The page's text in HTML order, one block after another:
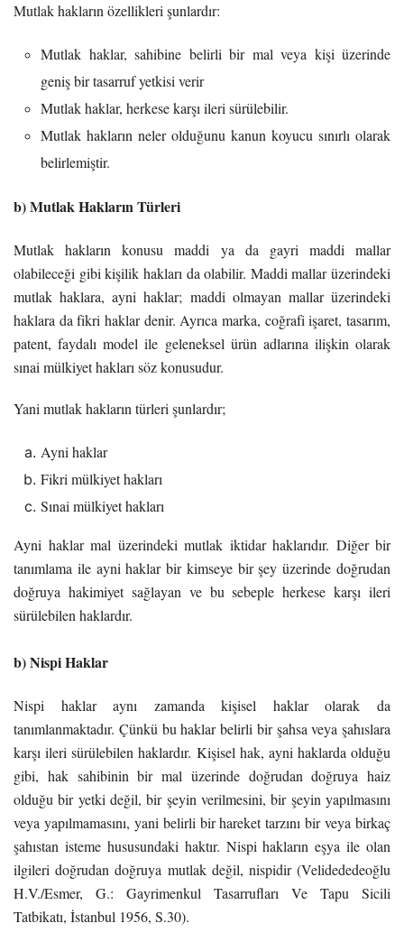
Mutlak hakların özellikleri şunlardır:
Mutlak haklar, sahibine belirli bir mal veya kişi üzerinde
geniş bir tasarruf yetkisi verir
Mutlak haklar, herkese karşı ileri sürülebilir.
Mutlak hakların neler olduğunu kanun koyucu sınırlı olarak
belirlemiştir.
b) Mutlak Hakların Türleri
Mutlak hakların konusu maddi ya da gayri maddi mallar
olabileceği gibi kişilik hakları da olabilir. Maddi mallar üzerindeki
mutlak haklara, ayni haklar; maddi olmayan mallar üzerindeki
haklara da fikri haklar denir. Ayrıca marka, coğrafi işaret, tasarım,
patent, faydalı model ile geleneksel ürün adlarına ilişkin olarak
sınai mülkiyet hakları söz konusudur.
Yani mutlak hakların türleri şunlardır;
Ayni haklar
Fikri mülkiyet hakları
Sınai mülkiyet hakları
Ayni haklar mal üzerindeki mutlak iktidar haklarıdır. Diğer bir
tanımlama ile ayni haklar bir kimseye bir şey üzerinde doğrudan
doğruya hakimiyet sağlayan ve bu sebeple herkese karşı ileri
sürülebilen haklardır.
b) Nispi Haklar
Nispi haklar aynı zamanda kişisel haklar olarak da
tanımlanmaktadır. Çünkü bu haklar belirli bir şahsa veya şahıslara
karşı ileri sürülebilen haklardır. Kişisel hak, ayni haklarda olduğu
gibi, hak sahibinin bir mal üzerinde doğrudan doğruya haiz
olduğu bir yetki değil, bir şeyin verilmesini, bir şeyin yapılmasını
veya yapılmamasını, yani belirli bir hareket tarzını bir veya birkaç
şahıstan isteme hususundaki haktır. Nispi hakların eşya ile olan
ilgileri doğrudan doğruya mutlak değil, nispidir (Velidededeoğlu
H.V./Esmer, G.: Gayrimenkul Tasarrufları Ve Tapu Sicili
Tatbikatı, İstanbul 1956, S.30).